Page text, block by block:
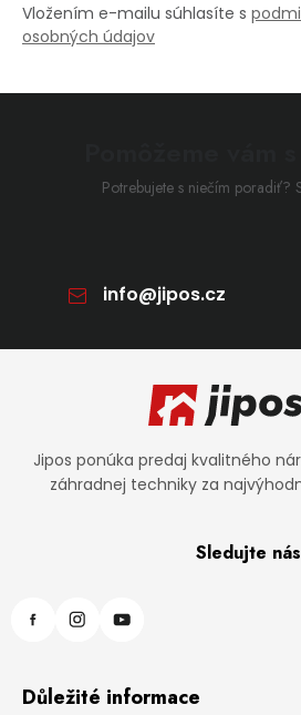
Vložením e-mailu súhlasíte s
osobných údajov
Potrebujete s niečím poradiť?
info@jipos.cz
Jipos ponúka predaj kvalitného
záhradnej techniky za
Sledujte nás
Důležité informace